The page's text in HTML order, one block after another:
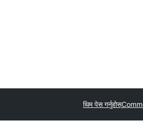
थिम पेस गर्नुहोस्